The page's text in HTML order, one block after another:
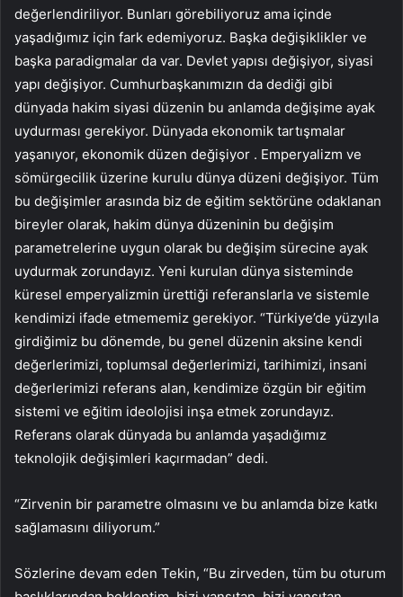
değerlendiriliyor. Bunları görebiliyoruz ama içinde
yaşadığımız için fark edemiyoruz. Başka değişiklikler ve
başka paradigmalar da var. Devlet yapısı değişiyor, siyasi
yapı değişiyor. Cumhurbaşkanımızın da dediği gibi
dünyada hakim siyasi düzenin bu anlamda değişime ayak
uydurması gerekiyor. Dünyada ekonomik tartışmalar
yaşanıyor, ekonomik düzen değişiyor . Emperyalizm ve
sömürgecilik üzerine kurulu dünya düzeni değişiyor. Tüm
bu değişimler arasında biz de eğitim sektörüne odaklanan
bireyler olarak, hakim dünya düzeninin bu değişim
parametrelerine uygun olarak bu değişim sürecine ayak
uydurmak zorundayız. Yeni kurulan dünya sisteminde
küresel emperyalizmin ürettiği referanslarla ve sistemle
kendimizi ifade etmememiz gerekiyor. “Türkiye’de yüzyıla
girdiğimiz bu dönemde, bu genel düzenin aksine kendi
değerlerimizi, toplumsal değerlerimizi, tarihimizi, insani
değerlerimizi referans alan, kendimize özgün bir eğitim
sistemi ve eğitim ideolojisi inşa etmek zorundayız.
Referans olarak dünyada bu anlamda yaşadığımız
teknolojik değişimleri kaçırmadan” dedi.
“Zirvenin bir parametre olmasını ve bu anlamda bize katkı
sağlamasını diliyorum.”
Sözlerine devam eden Tekin, “Bu zirveden, tüm bu oturum